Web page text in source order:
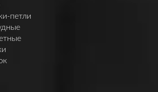
петли